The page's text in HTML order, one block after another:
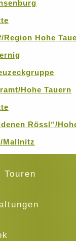
Hohe
Hohe Tauern
Rössl“/
Mallnitz